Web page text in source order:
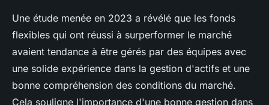
Une étude menée en 2023 a révélé que les fonds
flexibles qui ont réussi à surperformer le marché
avaient tendance à être gérés par des équipes avec
une solide expérience dans la gestion d'actifs et une
bonne compréhension des conditions du marché.
Cela souligne l'importance d'une bonne gestion dans